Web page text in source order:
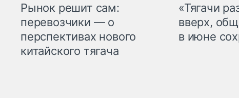
Рынок решит сам:
перевозчики — о
перспективах нового
китайского тягача
«Тягачи
вверх,
в июне